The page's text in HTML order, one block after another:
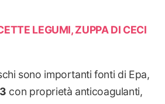
LEGUMI, ZUPPA DI CECI
sono importanti fonti di Epa,
con proprietà anticoagulanti,